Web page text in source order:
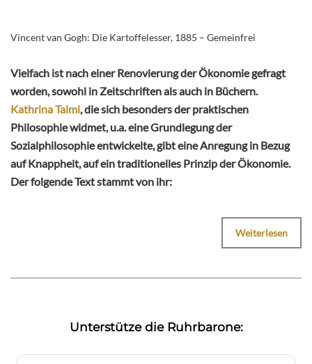
Vincent van Gogh: Die Kartoffelesser, 1885 – Gemeinfrei
Vielfach ist nach einer Renovierung der Ökonomie gefragt
worden, sowohl in Zeitschriften als auch in Büchern.
Kathrina Talmi, die sich besonders der praktischen
Philosophie widmet, u.a. eine Grundlegung der
Sozialphilosophie entwickelte, gibt eine Anregung in Bezug
auf Knappheit, auf ein traditionelles Prinzip der Ökonomie.
Der folgende Text stammt von ihr:
Weiterlesen
Unterstütze die Ruhrbarone: